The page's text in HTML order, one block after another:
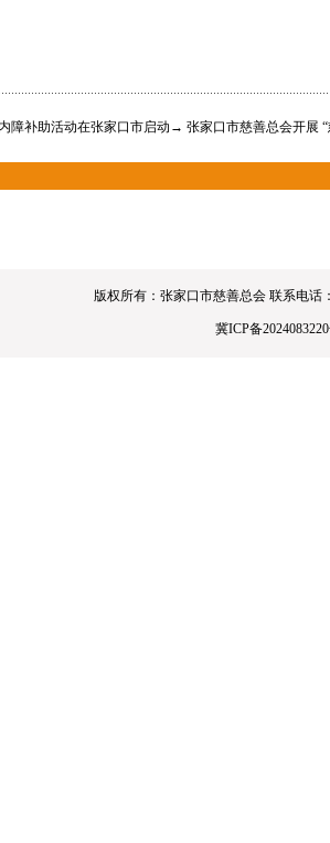
障补助活动在张家口市启动 → 张家口市慈善总会开展
版权所有：张家口市慈善总会 联系电话
冀ICP备